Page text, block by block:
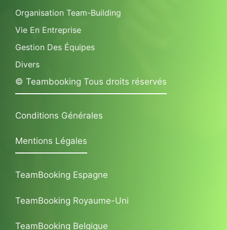
Organisation Team-Building
Vie En Entreprise
Gestion Des Équipes
Divers
© Teambooking Tous droits réservés
Conditions Générales
Mentions Légales
TeamBooking Espagne
TeamBooking Royaume-Uni
TeamBooking Belgique